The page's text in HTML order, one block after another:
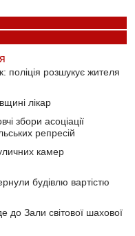
поліція розшукує жителя
лікар
збори асоціації
репресій
камер
будівлю вартістю
до Зали світової шахової